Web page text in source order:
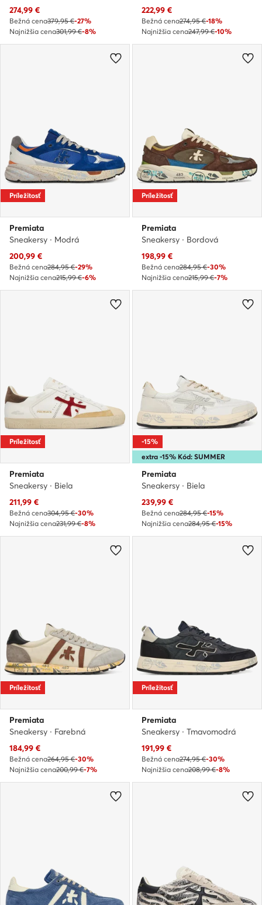
Aktuálna cena
274,99 €
Bežná cena379,95 €-27%
Najnižšia cena301,99 €-8%
Aktuálna cena
222,99 €
Bežná cena274,95 €-18%
Najnižšia cena247,99 €-10%
Príležitosť
Premiata
Sneakersy · Modrá
Aktuálna cena
200,99 €
Bežná cena284,95 €-29%
Najnižšia cena215,99 €-6%
Príležitosť
Premiata
Sneakersy · Bordová
Aktuálna cena
198,99 €
Bežná cena284,95 €-30%
Najnižšia cena215,99 €-7%
Príležitosť
Premiata
Sneakersy · Biela
Aktuálna cena
211,99 €
Bežná cena304,95 €-30%
Najnižšia cena231,99 €-8%
extra -15% Kód: SUMMER
-15%
Premiata
Sneakersy · Biela
Aktuálna cena
239,99 €
Bežná cena284,95 €-15%
Najnižšia cena284,95 €-15%
Príležitosť
Premiata
Sneakersy · Farebná
Aktuálna cena
184,99 €
Bežná cena264,95 €-30%
Najnižšia cena200,99 €-7%
Príležitosť
Premiata
Sneakersy · Tmavomodrá
Aktuálna cena
191,99 €
Bežná cena274,95 €-30%
Najnižšia cena208,99 €-8%